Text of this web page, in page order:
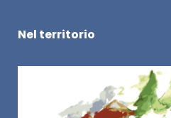
Nel territorio